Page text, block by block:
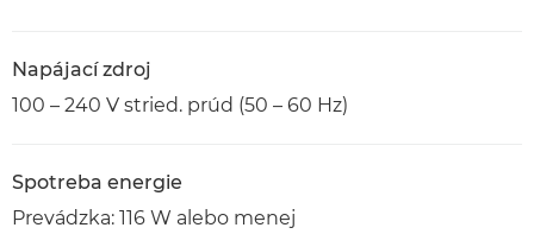
Napájací zdroj
100 – 240 V stried. prúd (50 – 60 Hz)
Spotreba energie
Prevádzka: 116 W alebo menej